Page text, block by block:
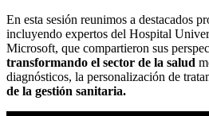
En esta sesión reunimos a destacados
incluyendo expertos del Hospital
Microsoft, que compartieron sus
transformando el sector de la salud
diagnósticos, la personalización de
de la gestión sanitaria.